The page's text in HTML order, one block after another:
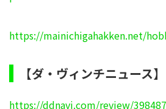
https://mainichigahakken.net/
【ダ・ヴィンチニュース】
https://ddnavi.com/review/